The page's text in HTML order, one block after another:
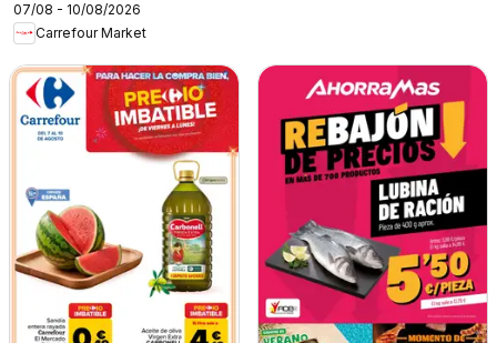
07/08 - 10/08/2026
Carrefour Market